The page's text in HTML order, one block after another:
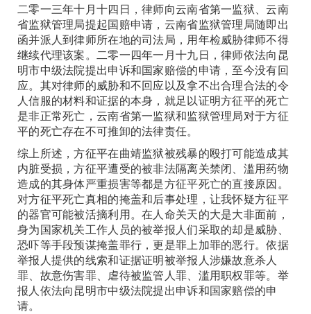
二零一三年十月十四日，律师向云南省第一监狱、云南
省监狱管理局提起国赔申请，云南省监狱管理局随即出
函并派人到律师所在地的司法局，用年检威胁律师不得
继续代理该案。二零一四年一月十九日，律师依法向昆
明市中级法院提出申诉和国家赔偿的申请，至今没有回
应。其对律师的威胁和不回应以及拿不出合理合法的令
人信服的材料和证据的本身，就足以证明方征平的死亡
是非正常死亡，云南省第一监狱和监狱管理局对于方征
平的死亡存在不可推卸的法律责任。
综上所述，方征平在曲靖监狱被残暴的殴打可能造成其
内脏受损，方征平遭受的被非法隔离关禁闭、滥用药物
造成的其身体严重损害等都是方征平死亡的直接原因。
对方征平死亡真相的掩盖和后事处理，让我怀疑方征平
的器官可能被活摘利用。在人命关天的大是大非面前，
身为国家机关工作人员的被举报人们采取的却是威胁、
恐吓等手段预谋掩盖罪行，更是罪上加罪的恶行。依据
举报人提供的线索和证据证明被举报人涉嫌故意杀人
罪、故意伤害罪、虐待被监管人罪、滥用职权罪等。举
报人依法向昆明市中级法院提出申诉和国家赔偿的申
请。